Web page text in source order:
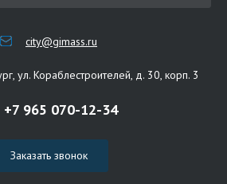
city@gimass.ru
ул. Кораблестроителей, д. 30, корп. 3
+7 965 070-12-34
Заказать звонок